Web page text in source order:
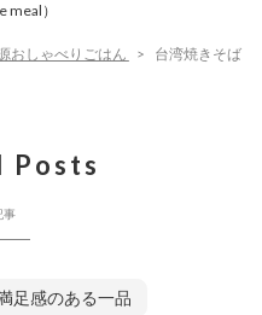
meal）
おしゃべりごはん
台湾焼きそば
Posts
事
足感のある一品